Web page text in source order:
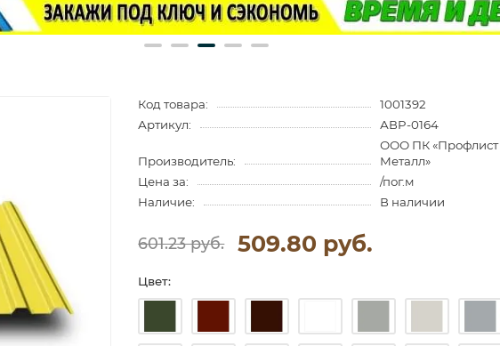
Код товара:
1001392
Артикул:
АВP-0164
Производитель:
ООО ПК «Профлист
Металл»
Цена за:
/пог.м
Наличие:
В наличии
601.23 руб. 509.80 руб.
Цвет: